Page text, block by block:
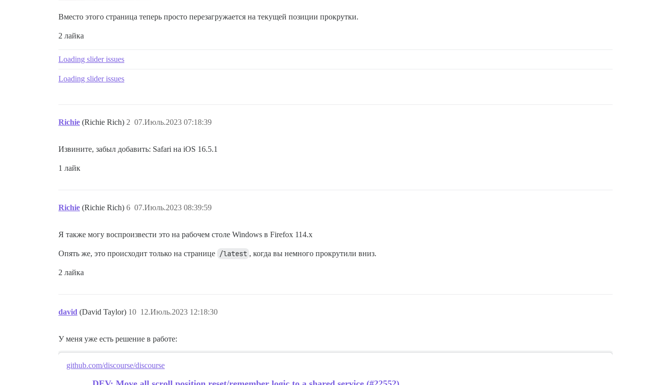
Вместо этого страница теперь просто перезагружается на текущей позиции прокрутки.
2 лайка
Loading slider issues
Loading slider issues
Richie (Richie Rich) 07.Июль.2023 07:18:39
2
Извините, забыл добавить: Safari на iOS 16.5.1
1 лайк
Richie (Richie Rich) 07.Июль.2023 08:39:59
6
Я также могу воспроизвести это на рабочем столе Windows в Firefox 114.x
Опять же, это происходит только на странице /latest , когда вы немного прокрутили вниз.
2 лайка
david (David Taylor) 12.Июль.2023 12:18:30
10
У меня уже есть решение в работе:
github.com/discourse/discourse